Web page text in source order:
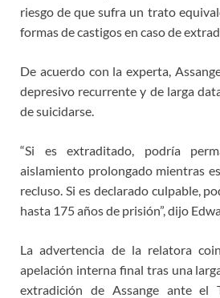
riesgo de que sufra un trato
formas de castigos en caso de
De acuerdo con la experta,
depresivo recurrente y de larga
de suicidarse.
“Si es extraditado, podría
aislamiento prolongado mientras
recluso. Si es declarado culpable,
hasta 175 años de prisión”, dijo
La advertencia de la relatora
apelación interna final tras una
extradición de Assange ante el